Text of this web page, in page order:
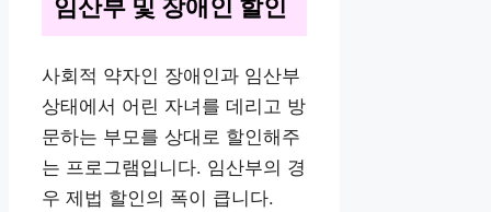
임산부 및 장애인 할인
사회적 약자인 장애인과 임산부
상태에서 어린 자녀를 데리고 방
문하는 부모를 상대로 할인해주
는 프로그램입니다. 임산부의 경
우 제법 할인의 폭이 큽니다.